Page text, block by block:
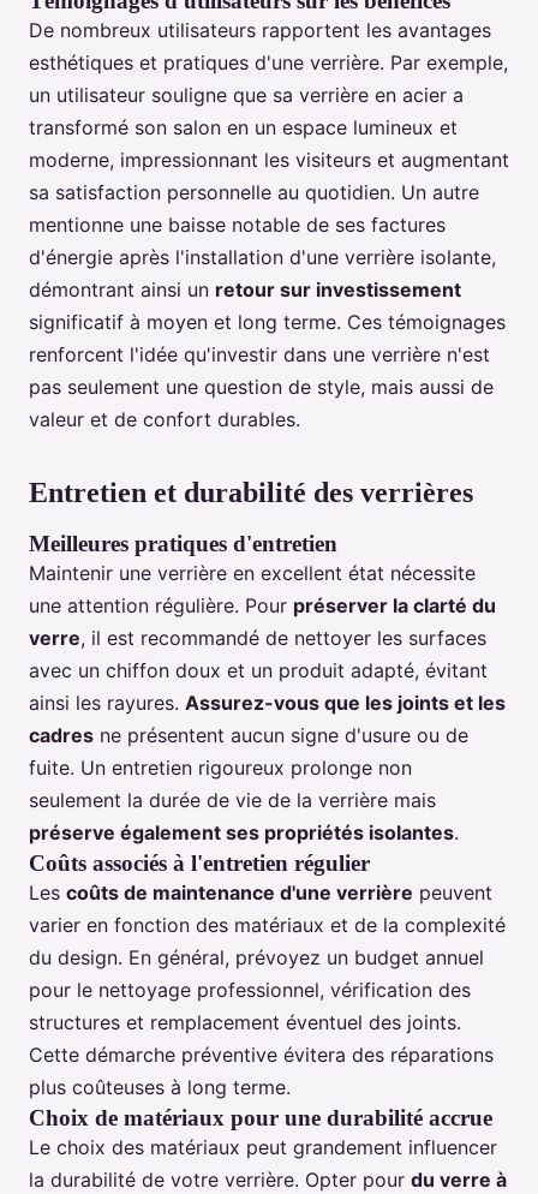
De nombreux utilisateurs rapportent les avantages
esthétiques et pratiques d'une verrière. Par exemple,
un utilisateur souligne que sa verrière en acier a
transformé son salon en un espace lumineux et
moderne, impressionnant les visiteurs et augmentant
sa satisfaction personnelle au quotidien. Un autre
mentionne une baisse notable de ses factures
d'énergie après l'installation d'une verrière isolante,
démontrant ainsi un retour sur investissement
significatif à moyen et long terme. Ces témoignages
renforcent l'idée qu'investir dans une verrière n'est
pas seulement une question de style, mais aussi de
valeur et de confort durables.
Entretien et durabilité des verrières
Meilleures pratiques d'entretien
Maintenir une verrière en excellent état nécessite
une attention régulière. Pour préserver la clarté du
verre, il est recommandé de nettoyer les surfaces
avec un chiffon doux et un produit adapté, évitant
ainsi les rayures. Assurez-vous que les joints et les
cadres ne présentent aucun signe d'usure ou de
fuite. Un entretien rigoureux prolonge non
seulement la durée de vie de la verrière mais
préserve également ses propriétés isolantes.
Coûts associés à l'entretien régulier
Les coûts de maintenance d'une verrière peuvent
varier en fonction des matériaux et de la complexité
du design. En général, prévoyez un budget annuel
pour le nettoyage professionnel, vérification des
structures et remplacement éventuel des joints.
Cette démarche préventive évitera des réparations
plus coûteuses à long terme.
Choix de matériaux pour une durabilité accrue
Le choix des matériaux peut grandement influencer
la durabilité de votre verrière. Opter pour du verre à